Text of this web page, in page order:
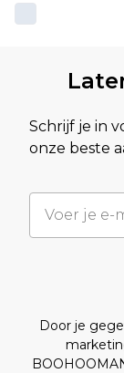
Schrijf je in
onze beste
Door je